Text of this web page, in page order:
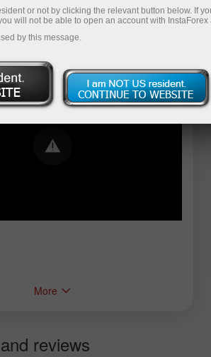
Video could not be
More
reviews
or not by clicking the relevant button below. If
will not be able to open an account with InstaForex
by this message.